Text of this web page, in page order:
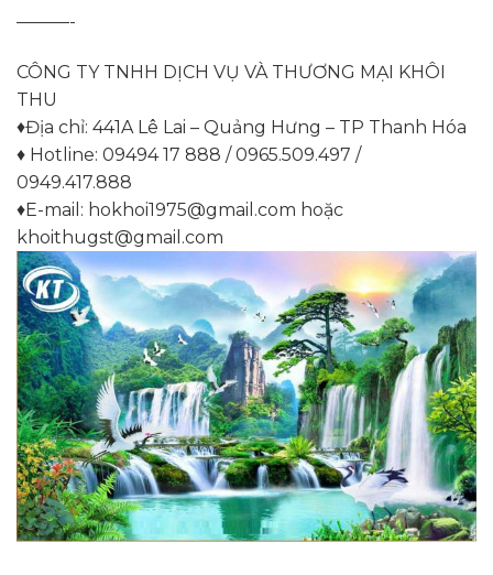
———-
CÔNG TY TNHH DỊCH VỤ VÀ THƯƠNG MẠI KHÔI
THU
♦️️Địa chỉ: 441A Lê Lai – Quảng Hưng – TP Thanh Hóa
♦️️ Hotline: 09494 17 888 / 0965.509.497 /
0949.417.888
♦️️E-mail: hokhoi1975@gmail.com hoặc
khoithugst@gmail.com